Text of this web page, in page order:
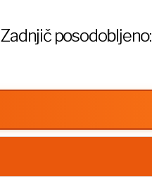
Zadnjič posodobljeno: